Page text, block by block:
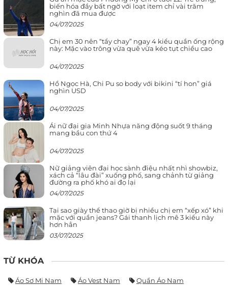
biến hóa đầy bất ngờ với loạt item chỉ vài trăm
nghìn đã mua được
04/07/2025
Chị em 30 nên “tẩy chay” ngay 4 kiểu quần ống rộng
này: Mặc vào trông vừa quê vừa kéo tụt chiều cao
04/07/2025
Hồ Ngọc Hà, Chi Pu so body với bikini “tí hon” giá
nghìn USD
04/07/2025
Ái nữ đại gia Minh Nhựa năng động suốt 9 tháng
mang bầu con thứ 4
04/07/2025
Nữ giảng viên đại học sành điệu nhất nhì showbiz,
xách cả “lâu đài” xuống phố, sang chảnh từ giảng
đường ra phố khó ai đọ lại
04/07/2025
Tại sao giày thể thao giờ bị nhiều chị em “xếp xó” khi
mặc với quần jeans? Gái thanh lịch mê 3 kiểu này
hơn hẳn
03/07/2025
TỪ KHÓA
Áo Sơ Mi Nam Áo Vest Nam Quần Áo Nam